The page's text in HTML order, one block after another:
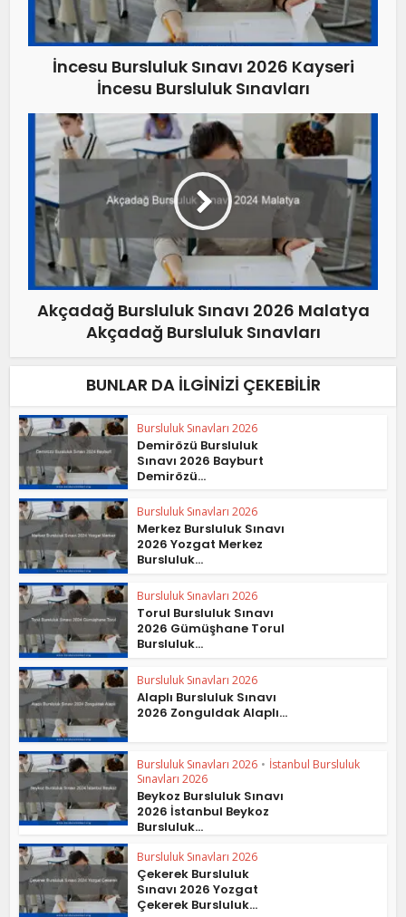
İncesu Bursluluk Sınavı 2026 Kayseri
İncesu Bursluluk Sınavları
Akçadağ Bursluluk Sınavı 2026 Malatya
Akçadağ Bursluluk Sınavları
BUNLAR DA İLGINIZI ÇEKEBILIR
Bursluluk Sınavları 2026
Demirözü Bursluluk
Sınavı 2026 Bayburt
Demirözü...
Bursluluk Sınavları 2026
Merkez Bursluluk Sınavı
2026 Yozgat Merkez
Bursluluk...
Bursluluk Sınavları 2026
Torul Bursluluk Sınavı
2026 Gümüşhane Torul
Bursluluk...
Bursluluk Sınavları 2026
Alaplı Bursluluk Sınavı
2026 Zonguldak Alaplı...
Bursluluk Sınavları 2026 • İstanbul Bursluluk
Sınavları 2026
Beykoz Bursluluk Sınavı
2026 İstanbul Beykoz
Bursluluk...
Bursluluk Sınavları 2026
Çekerek Bursluluk
Sınavı 2026 Yozgat
Çekerek Bursluluk...